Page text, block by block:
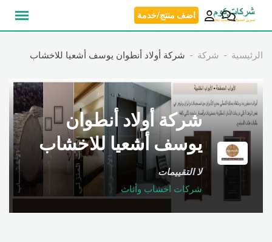
انتقل
اضف منتج/خدمة
الرئيسية شركة شركة أولاد أنطوان يوسف أشعيا للاخشاب
شركة أولاد أنطوان
يوسف أشعيا للاخشاب
لا التقييمات
شركات اخشاب وأثاث